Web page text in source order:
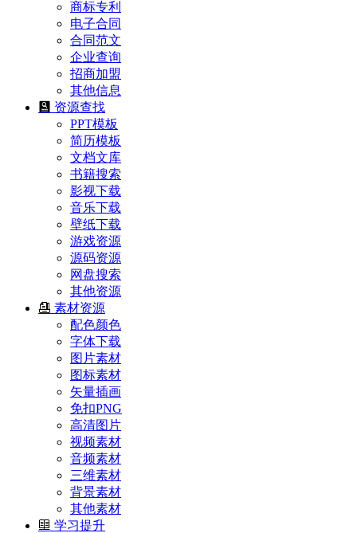
商标专利
电子合同
合同范文
企业查询
招商加盟
其他信息
资源查找
PPT模板
简历模板
文档文库
书籍搜索
影视下载
音乐下载
壁纸下载
游戏资源
源码资源
网盘搜索
其他资源
素材资源
配色颜色
字体下载
图片素材
图标素材
矢量插画
免扣PNG
高清图片
视频素材
音频素材
三维素材
背景素材
其他素材
学习提升